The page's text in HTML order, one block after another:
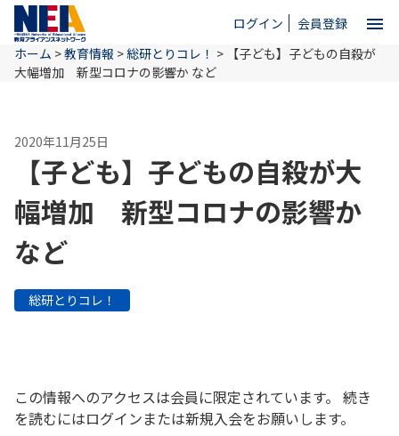
ログイン 会員登録 menu
ホーム
NEAとは
教育情報
お問い合わせ
ホーム >教育情報 >総研とりコレ！ > 【子ども】子どもの自殺が
大幅増加 新型コロナの影響か など
2020年11月25日
【子ども】子どもの自殺が大
幅増加 新型コロナの影響か
など
総研とりコレ！
この情報へのアクセスは会員に限定されています。 続き
を読むにはログインまたは新規入会をお願いします。